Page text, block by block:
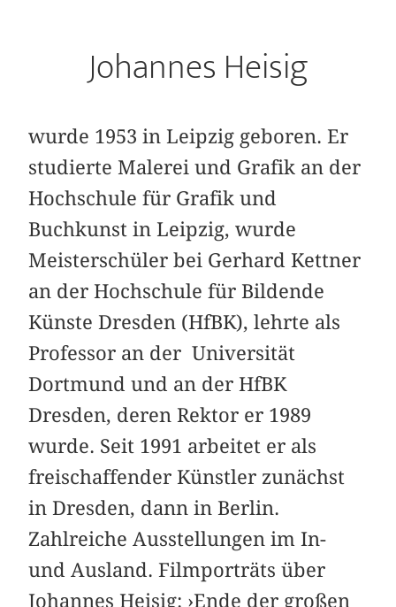
Johannes Heisig
wurde 1953 in Leipzig geboren. Er
studierte Malerei und Grafik an der
Hochschule für Grafik und
Buchkunst in Leipzig, wurde
Meisterschüler bei Gerhard Kettner
an der Hochschule für Bildende
Künste Dresden (HfBK), lehrte als
Professor an der Universität
Dortmund und an der HfBK
Dresden, deren Rektor er 1989
wurde. Seit 1991 arbeitet er als
freischaffender Künstler zunächst
in Dresden, dann in Berlin.
Zahlreiche Ausstellungen im In-
und Ausland. Filmporträts über
Johannes Heisig: ›Ende der großen